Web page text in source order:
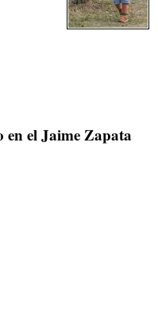
en el Jaime Zapata